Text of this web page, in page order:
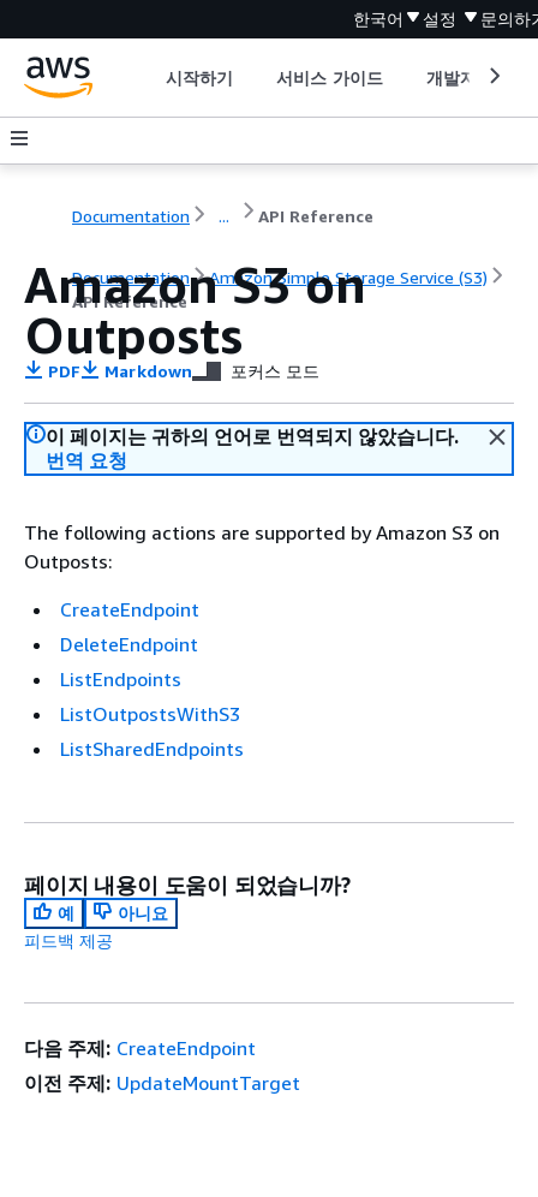
한국어 설정 문의하
시작하기 서비스 가이드 개발자 도구
Documentation ... API Reference
Documentation
Amazon Simple Storage Service (S3)
API Reference
Amazon S3 on
Outposts
PDF Markdown 포커스 모드
이 페이지는 귀하의 언어로 번역되지 않았습니다.
번역 요청
The following actions are supported by Amazon S3 on
Outposts:
CreateEndpoint
DeleteEndpoint
ListEndpoints
ListOutpostsWithS3
ListSharedEndpoints
페이지 내용이 도움이 되었습니까?
예
아니요
피드백 제공
다음 주제: CreateEndpoint
이전 주제: UpdateMountTarget